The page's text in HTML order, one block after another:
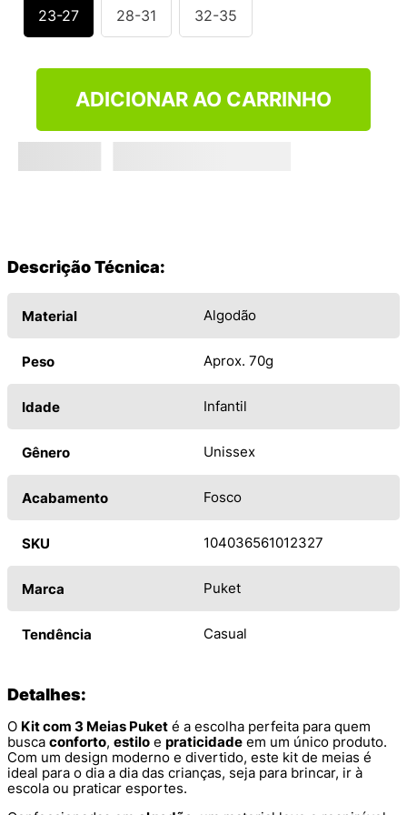
23-27 28-31 32-35
ADICIONAR AO CARRINHO
Descrição Técnica:
Material Algodão
Peso Aprox. 70g
Idade Infantil
Gênero Unissex
Acabamento Fosco
SKU 104036561012327
Marca Puket
Tendência Casual
Detalhes:
O Kit com 3 Meias Puket é a escolha perfeita para quem
busca conforto, estilo e praticidade em um único produto.
Com um design moderno e divertido, este kit de meias é
ideal para o dia a dia das crianças, seja para brincar, ir à
escola ou praticar esportes.
º
VEJA COUNTRY
10º NEW 530